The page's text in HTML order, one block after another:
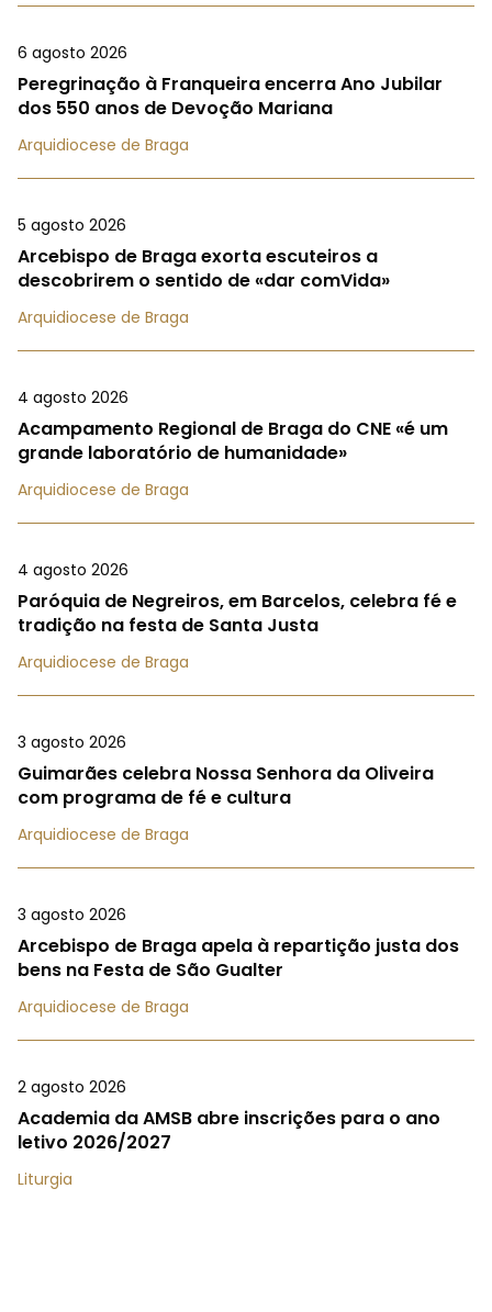
6 agosto 2026
Peregrinação à Franqueira encerra Ano Jubilar
dos 550 anos de Devoção Mariana
Arquidiocese de Braga
5 agosto 2026
Arcebispo de Braga exorta escuteiros a
descobrirem o sentido de «dar comVida»
Arquidiocese de Braga
4 agosto 2026
Acampamento Regional de Braga do CNE «é um
grande laboratório de humanidade»
Arquidiocese de Braga
4 agosto 2026
Paróquia de Negreiros, em Barcelos, celebra fé e
tradição na festa de Santa Justa
Arquidiocese de Braga
3 agosto 2026
Guimarães celebra Nossa Senhora da Oliveira
com programa de fé e cultura
Arquidiocese de Braga
3 agosto 2026
Arcebispo de Braga apela à repartição justa dos
bens na Festa de São Gualter
Arquidiocese de Braga
2 agosto 2026
Academia da AMSB abre inscrições para o ano
letivo 2026/2027
Liturgia